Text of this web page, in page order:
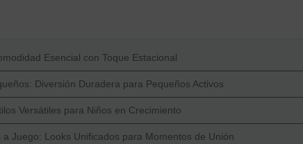
Esencial con Toque Estacional
Diversión Duradera para Pequeños Activos
Versátiles para Niños en Crecimiento
Juego: Looks Unificados para Momentos de Unión